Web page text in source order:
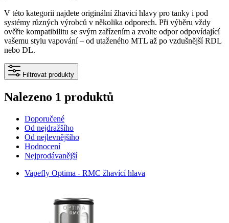
V této kategorii najdete originální žhavicí hlavy pro tanky i pod
systémy různých výrobců v několika odporech. Při výběru vždy
ověřte kompatibilitu se svým zařízením a zvolte odpor odpovídající
vašemu stylu vapování – od utaženého MTL až po vzdušnější RDL
nebo DL.
Filtrovat produkty
Nalezeno 1 produktů
Doporučené
Od nejdražšího
Od nejlevnějšího
Hodnocení
Nejprodávanější
Vapefly Optima - RMC žhavící hlava